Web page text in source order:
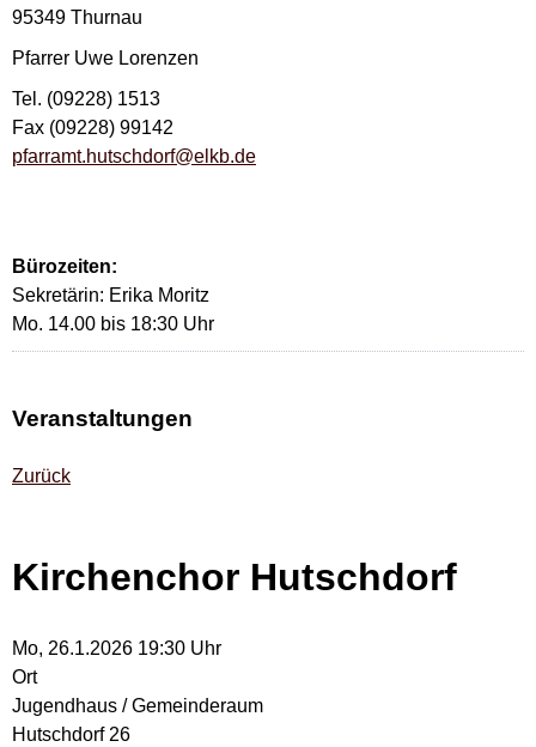
95349 Thurnau
Pfarrer Uwe Lorenzen
Tel. (09228) 1513
Fax (09228) 99142
pfarramt.hutschdorf@elkb.de
Bürozeiten:
Sekretärin: Erika Moritz
Mo. 14.00 bis 18:30 Uhr
Veranstaltungen
Zurück
Kirchenchor Hutschdorf
Mo, 26.1.2026 19:30 Uhr
Ort
Jugendhaus / Gemeinderaum
Hutschdorf 26